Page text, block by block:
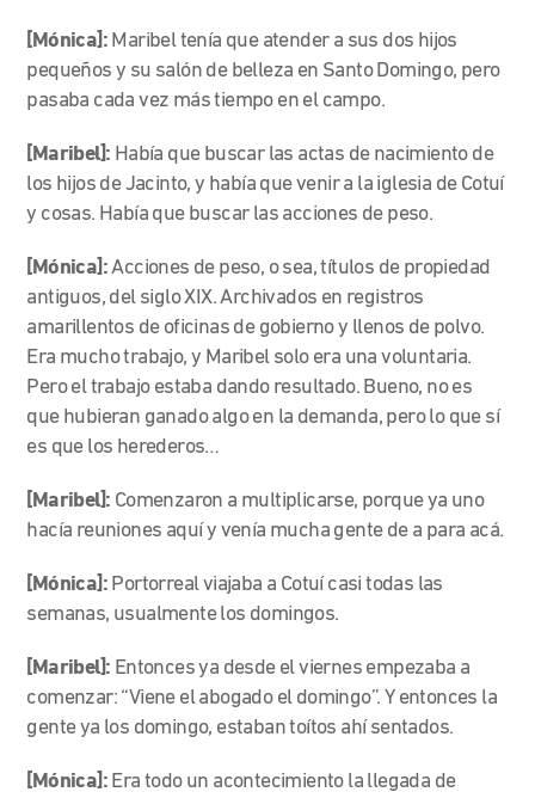
[Mónica]: Maribel tenía que atender a sus dos hijos
pequeños y su salón de belleza en Santo Domingo, pero
pasaba cada vez más tiempo en el campo.
[Maribel]: Había que buscar las actas de nacimiento de
los hijos de Jacinto, y había que venir a la iglesia de Cotuí
y cosas. Había que buscar las acciones de peso.
[Mónica]:Acciones de peso, o sea, títulos de propiedad
antiguos, del siglo XIX. Archivados en registros
amarillentos de oficinas de gobierno y llenos de polvo.
Era mucho trabajo, y Maribel solo era una voluntaria.
Pero el trabajo estaba dando resultado. Bueno, no es
que hubieran ganado algo en la demanda, pero lo que sí
es que los herederos…
[Maribel]: Comenzaron a multiplicarse, porque ya uno
hacía reuniones aquí y venía mucha gente de a para acá.
[Mónica]: Portorreal viajaba a Cotuí casi todas las
semanas, usualmente los domingos.
[Maribel]: Entonces ya desde el viernes empezaba a
comenzar: “Viene el abogado el domingo”. Y entonces la
gente ya los domingo, estaban toítos ahí sentados.
[Mónica]: Era todo un acontecimiento la llegada de